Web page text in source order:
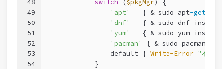
48
49
50
51
52
53
54
switch ($pkgMgr) {
'apt'
   { & sudo apt
-get
'dnf'
{ & sudo dnf
'yum'
{ & sudo yum
'pacman'
{ & sudo pacman
                default {
Write-Error "不支
            }